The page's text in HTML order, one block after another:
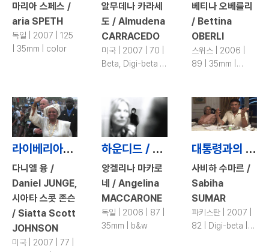
마리아 스페스 /
aria SPETH
독일 | 2007 | 125
| 35mm | color
알무데나 카라세
도 / Almudena
CARRACEDO
미국 | 2007 | 70 |
Beta, Digi-beta |
베티나 오베를리
/ Bettina
OBERLI
스위스 | 2006 |
89 | 35mm |
라이베리아의 철의 여인 / Iron Ladies of Liberia
다니엘 융 /
Daniel JUNGE,
시아타 스콧 존슨
/ Siatta Scott
JOHNSON
미국 | 2007 | 77 |
하운디드 / Hounded
앙겔리나 마카로
네 / Angelina
MACCARONE
독일 | 2006 | 87 |
35mm | b&w
대통령과의 저녁식사: 파키스탄 국토순례 / Dinner with the President: a Nation\'s Journey
사비하 수마르 /
Sabiha
SUMAR
파키스탄 | 2007 |
82 | Digi-beta |